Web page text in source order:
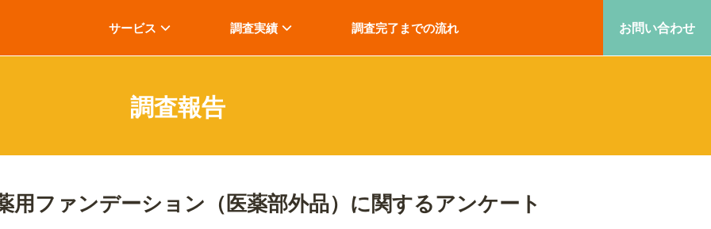
サービス 調査実績 調査完了までの流れ お問い合わせ
調査報告
用ファンデーション（医薬部外品）に関するアンケート